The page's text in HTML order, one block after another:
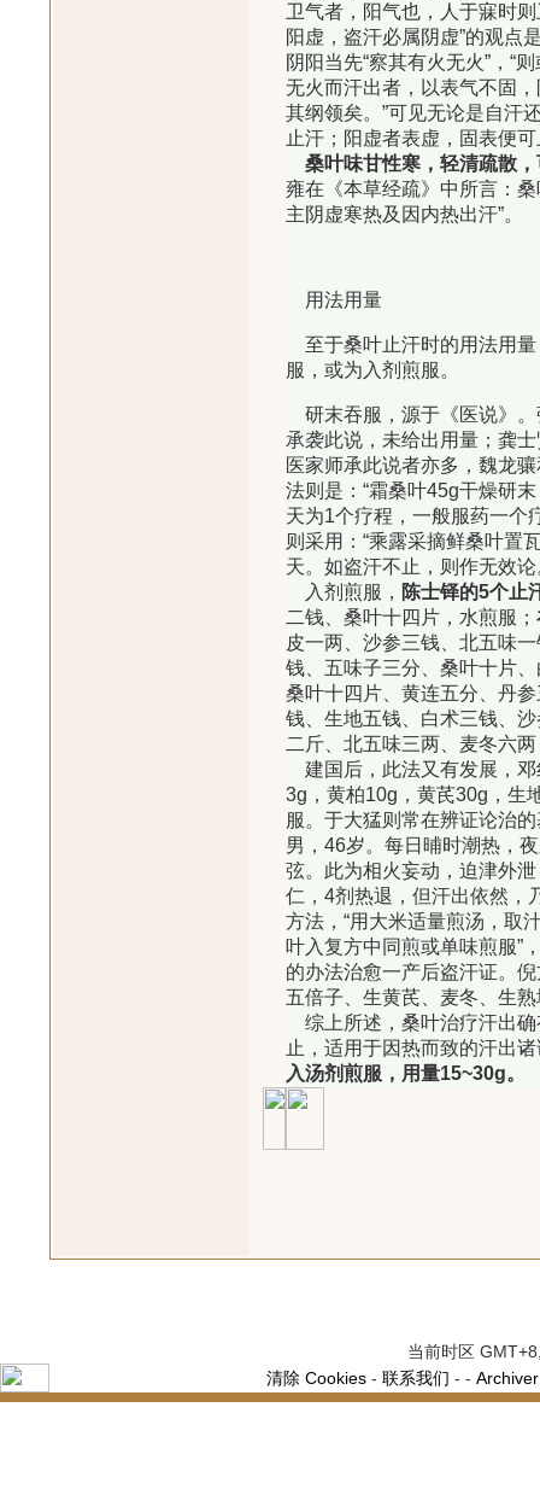
卫气者，阳气也，人于寐时
阳虚，盗汗必属阴虚”的观点
阴阳当先“察其有火无火”，“
无火而汗出者，以表气不固
其纲领矣。”可见无论是自汗
止汗；阳虚者表虚，固表便
桑叶味甘性寒，轻清疏散，
雍在《本草经疏》中所言：
主阴虚寒热及因内热出汗”。
用法用量
至于桑叶止汗时的用法用量
服，或为入剂煎服。
研末吞服，源于《医说》。
承袭此说，未给出用量；龚
医家师承此说者亦多，魏龙
法则是：“霜桑叶45g干燥研
天为1个疗程，一般服药一个
则采用：“乘露采摘鲜桑叶置
天。如盗汗不止，则作无效论
入剂煎服， 陈士铎的5个止
二钱、桑叶十四片，水煎服；
皮一两、沙参三钱、北五味
钱、五味子三分、桑叶十片
桑叶十四片、黄连五分、丹
钱、生地五钱、白术三钱、
二斤、北五味三两、麦冬六
建国后，此法又有发展，邓
3g，黄柏10g，黄芪30g，生
服。于大猛则常在辨证论治
男，46岁。每日晡时潮热，
弦。此为相火妄动，迫津外
仁，4剂热退，但汗出依然，
方法，“用大米适量煎汤，取
叶入复方中同煎或单味煎服”
的办法治愈一产后盗汗证。
五倍子、生黄芪、麦冬、生
综上所述，桑叶治疗汗出确
止，适用于因热而致的汗出
入汤剂煎服，用量15~30g。
当前时区
清除 Cookies - 联系我们 - - Archiver